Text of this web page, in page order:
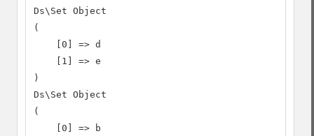
Ds\Set Object
(
    [0] => d
    [1] => e
)
Ds\Set Object
(
    [0] => b